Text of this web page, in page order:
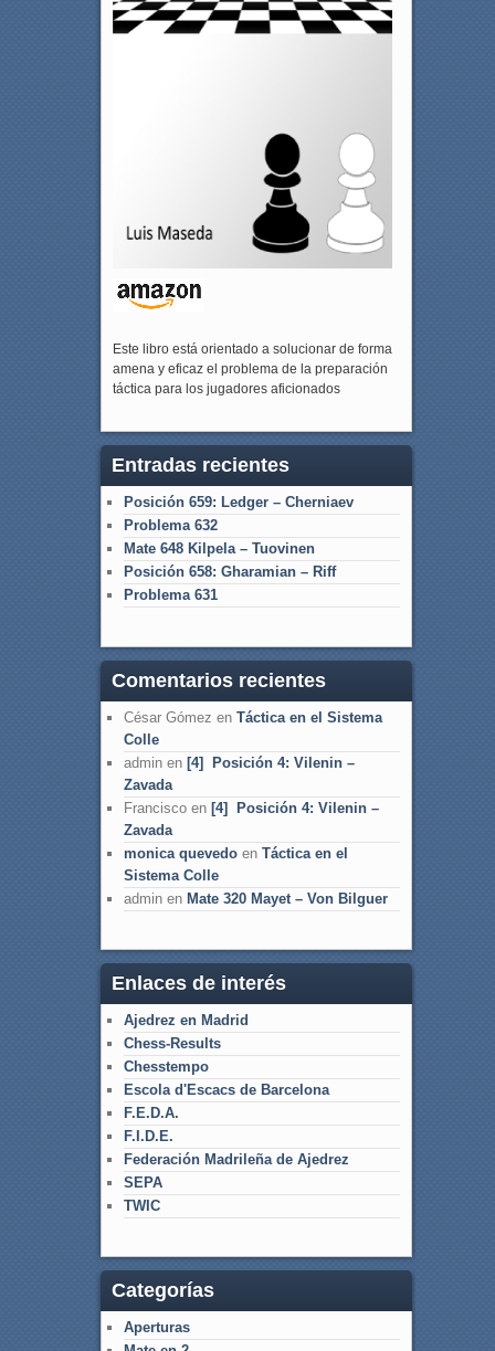
Este libro está orientado a solucionar de forma
amena y eficaz el problema de la preparación
táctica para los jugadores aficionados
Entradas recientes
Posición 659: Ledger – Cherniaev
Problema 632
Mate 648 Kilpela – Tuovinen
Posición 658: Gharamian – Riff
Problema 631
Comentarios recientes
César Gómez en Táctica en el Sistema
Colle
adminen [4] Posición 4: Vilenin –
Zavada
Franciscoen [4] Posición 4: Vilenin –
Zavada
monica quevedoen Táctica en el
Sistema Colle
adminen Mate 320 Mayet – Von Bilguer
Enlaces de interés
Ajedrez en Madrid
Chess-Results
Chesstempo
Escola d'Escacs de Barcelona
F.E.D.A.
F.I.D.E.
Federación Madrileña de Ajedrez
SEPA
TWIC
Categorías
Aperturas